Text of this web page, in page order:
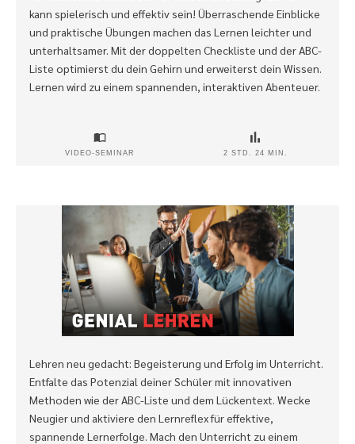
kann spielerisch und effektiv sein! Überraschende Einblicke
und praktische Übungen machen das Lernen leichter und
unterhaltsamer. Mit der doppelten Checkliste und der ABC-
Liste optimierst du dein Gehirn und erweiterst dein Wissen.
Lernen wird zu einem spannenden, interaktiven Abenteuer.
VIDEO-SEMINAR 2 STD. 24 MIN.
Lehren neu gedacht: Begeisterung und Erfolg im Unterricht.
Entfalte das Potenzial deiner Schüler mit innovativen
Methoden wie der ABC-Liste und dem Lückentext. Wecke
Neugier und aktiviere den Lernreflex für effektive,
spannende Lernerfolge. Mach den Unterricht zu einem